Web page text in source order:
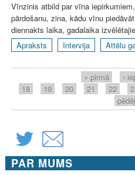
Vīnzinis atbild par vīna
pārdošanu, zina, kādu vīnu
diennakts laika, gadalaika
Apraksts
Intervija Attēlu
P
e
« pirmā ‹
18
19 20 21 22
PAR MUMS